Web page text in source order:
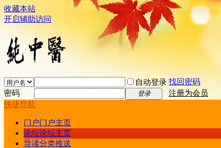
收藏本站
开启辅助访问
自动登录 找回密码
密码
登录
注册为会员
快捷导航
门户门户主页
论坛论坛主页
导读分类推送